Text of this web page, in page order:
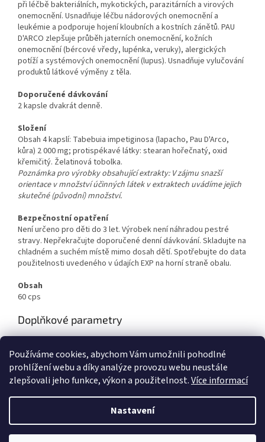
Používáme cookies, abychom Vám umožnili pohodlné
prohlížení webu a díky analýze provozu webu neustále
zlepšovali jeho funkce, výkon a použitelnost.Více informací
Nastavení
při léčbě bakteriálních, mykotických, parazitárních a virových
onemocnění. Usnadňuje léčbu nádorových onemocnění a
leukémie a podporuje hojení kloubních a kostních zánětů. PAU
D'ARCO zlepšuje průběh jaterních onemocnění, kožních
onemocnění (bércové vředy, lupénka, veruky), alergických
potíží a systémových onemocnění (lupus). Usnadňuje vylučování
produktů látkové výměny z těla.
Doporučené dávkování
2 kapsle dvakrát denně.
Složení
Obsah 4 kapslí: Tabebuia impetiginosa (lapacho, Pau D'Arco,
kůra) 2 000 mg; protispékavé látky: stearan hořečnatý, oxid
křemičitý. Želatinová tobolka.
Poznámka pro výrobky obsahující extrakty: V zájmu snazší
orientace v množství účinných látek v extraktech uvádíme jejich
skutečné (původní) množství.
Bezpečnostní opatření
Není určeno pro děti do 3 let. Výrobek není náhradou pestré
stravy. Nepřekračujte doporučené denní dávkování. Skladujte na
chladném a suchém místě mimo dosah dětí. Spotřebujte do data
použitelnosti uvedeného v údajích EXP na horní straně obalu.
Obsah
60 cps
Doplňkové parametry
EAN: 8594157540837
Vytvořil Shoptet